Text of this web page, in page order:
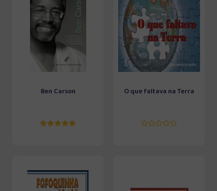
Ben Carson O que faltava na Terra